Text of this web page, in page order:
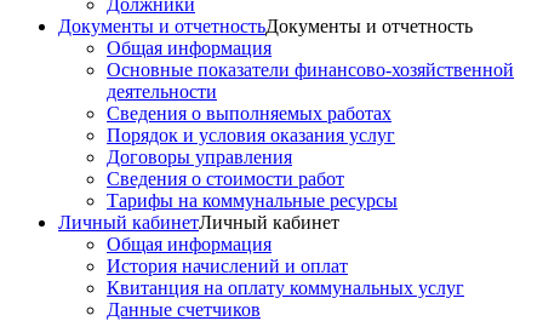
Должники
Документы и отчетностьДокументы и отчетность
Общая информация
Основные показатели финансово-хозяйственной
деятельности
Сведения о выполняемых работах
Порядок и условия оказания услуг
Договоры управления
Сведения о стоимости работ
Тарифы на коммунальные ресурсы
Личный кабинетЛичный кабинет
Общая информация
История начислений и оплат
Квитанция на оплату коммунальных услуг
Данные счетчиков